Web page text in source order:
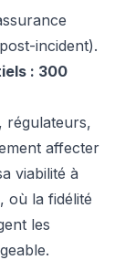
incident).
: 300
régulateurs,
affecter
viabilité à
où la fidélité
les